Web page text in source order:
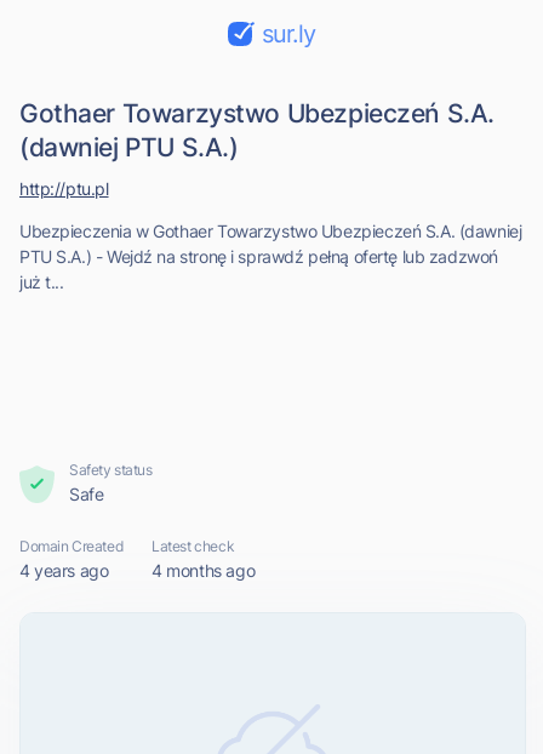
sur.ly
Gothaer Towarzystwo Ubezpieczeń S.A.
(dawniej PTU S.A.)
Ubezpieczenia w Gothaer Towarzystwo Ubezpieczeń S.A. (dawniej
PTU S.A.) - Wejdź na stronę i sprawdź pełną ofertę lub zadzwoń
już t...
http://ptu.pl
Safety status
Safe
Domain Created
4 years ago
Latest check
4 months ago